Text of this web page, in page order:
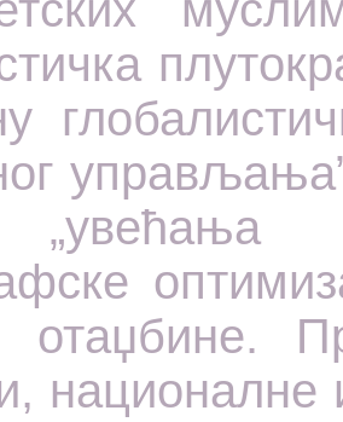
„увећања
отаџбине.
националне